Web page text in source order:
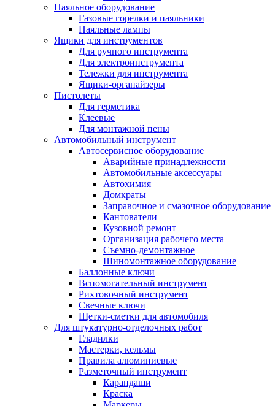
Паяльное оборудование
Газовые горелки и паяльники
Паяльные лампы
Ящики для инструментов
Для ручного инструмента
Для электроинструмента
Тележки для инструмента
Ящики-органайзеры
Пистолеты
Для герметика
Клеевые
Для монтажной пены
Автомобильный инструмент
Автосервисное оборудование
Аварийные принадлежности
Автомобильные аксессуары
Автохимия
Домкраты
Заправочное и смазочное оборудование
Кантователи
Кузовной ремонт
Организация рабочего места
Съемно-демонтажное
Шиномонтажное оборудование
Баллонные ключи
Вспомогательный инструмент
Рихтовочный инструмент
Свечные ключи
Щетки-сметки для автомобиля
Для штукатурно-отделочных работ
Гладилки
Мастерки, кельмы
Правила алюминиевые
Разметочный инструмент
Карандаши
Краска